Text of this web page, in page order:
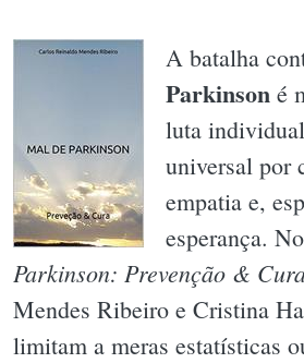
A batalha
Parkinson é
luta
universal por
empatia e,
esperança.
Parkinson: Prevenção &
Mendes Ribeiro e Cristina
limitam a meras estatísticas